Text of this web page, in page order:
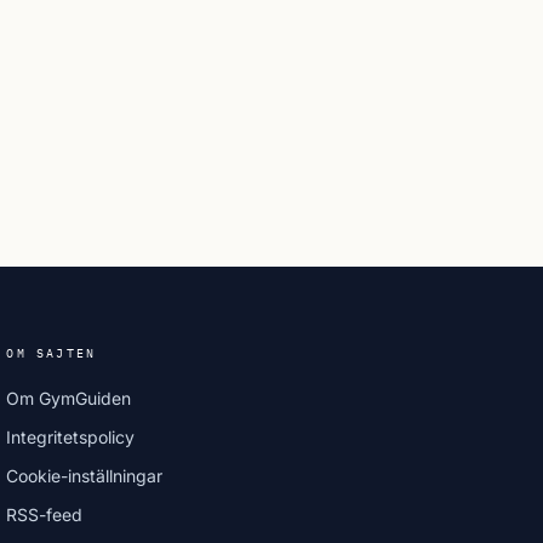
OM SAJTEN
Om GymGuiden
Integritetspolicy
Cookie-inställningar
RSS-feed